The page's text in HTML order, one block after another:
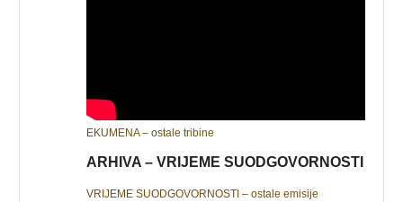
EKUMENA – ostale tribine
ARHIVA – VRIJEME SUODGOVORNOSTI
VRIJEME SUODGOVORNOSTI – ostale emisije